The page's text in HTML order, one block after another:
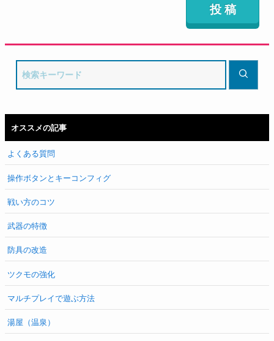
オススメの記事
よくある質問
操作ボタンとキーコンフィグ
戦い方のコツ
武器の特徴
防具の改造
ツクモの強化
マルチプレイで遊ぶ方法
湯屋（温泉）